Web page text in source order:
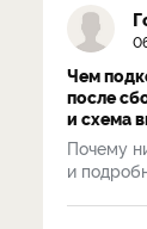
Чем
после
и схема
Почему
и